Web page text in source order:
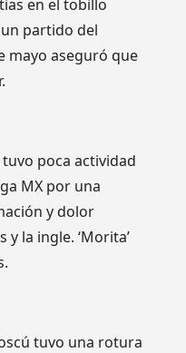
en el tobillo
partido del
mayo aseguró que
poca actividad
MX por una
y dolor
la ingle. ‘Morita’
tuvo una rotura